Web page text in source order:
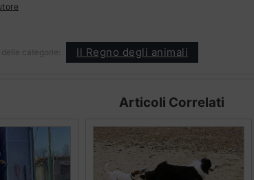
categorie: Il Regno degli animali
Articoli Correlati